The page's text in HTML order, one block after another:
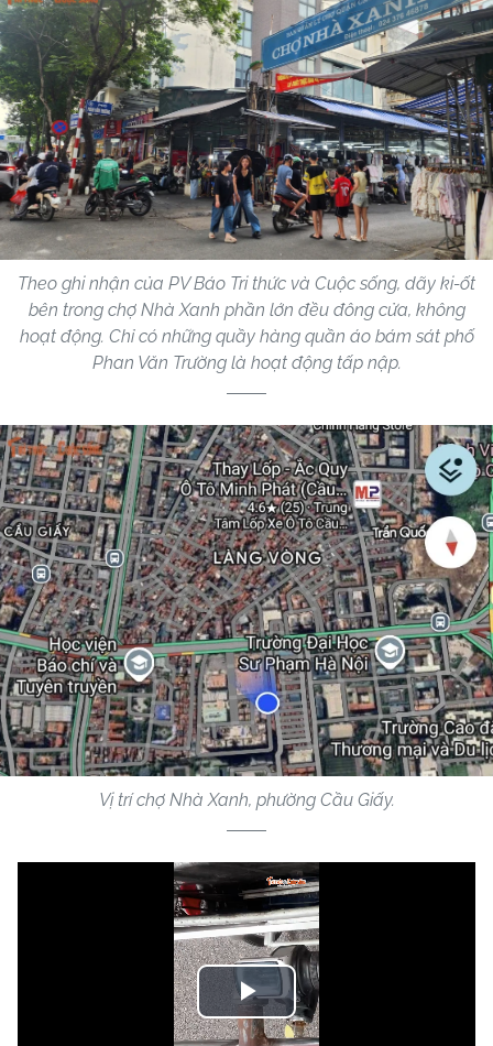
Theo ghi nhận của PV Báo Tri thức và Cuộc sống, dãy ki-ốt
bên trong chợ Nhà Xanh phần lớn đều đông cửa, không
hoạt động. Chỉ có những quầy hàng quần áo bám sát phố
Phan Văn Trường là hoạt động tấp nập.
Vị trí chợ Nhà Xanh, phường Cầu Giấy.
Play